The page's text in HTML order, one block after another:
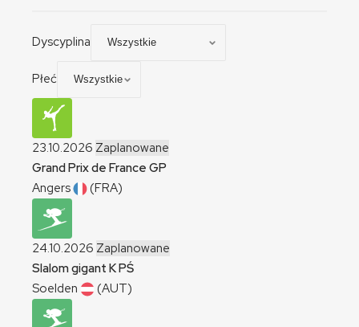
Dyscyplina
Płeć
23.10.2026 Zaplanowane
Grand Prix de France GP
Angers
(FRA)
24.10.2026 Zaplanowane
Slalom gigant KPŚ
Soelden
(AUT)